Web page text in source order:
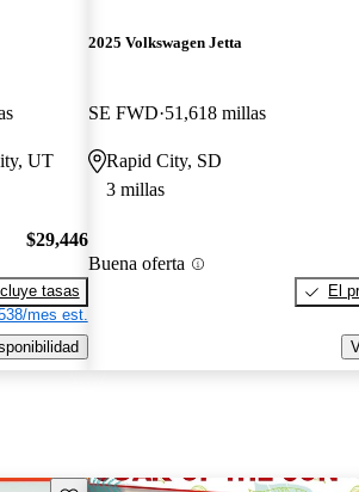
UT
$29,446
tasas
mes est.
2025 Volkswagen Jetta
SE FWD 51,618 millas
Rapid City, SD
3 millas
Buena oferta
El